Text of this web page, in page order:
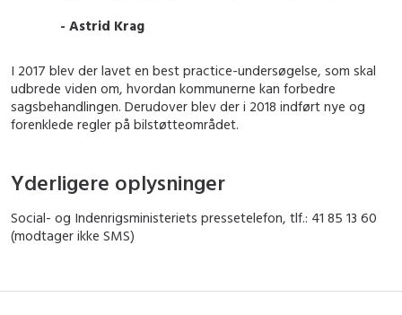
- Astrid Krag
I 2017 blev der lavet en best practice-undersøgelse, som skal
udbrede viden om, hvordan kommunerne kan forbedre
sagsbehandlingen. Derudover blev der i 2018 indført nye og
forenklede regler på bilstøtteområdet.
Yderligere oplysninger
Social- og Indenrigsministeriets pressetelefon, tlf.: 41 85 13 60
(modtager ikke SMS)